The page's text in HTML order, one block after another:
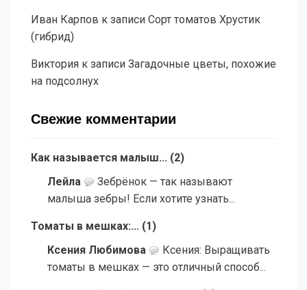
Иван Карпов к записи Сорт томатов Хрустик
(гибрид)
Виктория к записи Загадочные цветы, похожие
на подсолнух
Свежие комментарии
Как называется малыш... (2)
Лейла
Зебрёнок — так называют
малыша зебры! Если хотите узнать...
Томаты в мешках:... (1 )
Ксения Любимова
Ксения: Выращивать
томаты в мешках — это отличный способ...